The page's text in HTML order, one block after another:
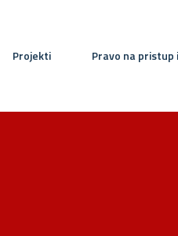
Projekti Pravo na